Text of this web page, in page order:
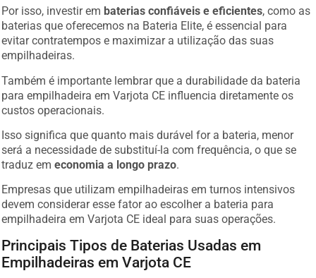
Por isso, investir em baterias confiáveis e eficientes , como as
baterias que oferecemos na Bateria Elite, é essencial para
evitar contratempos e maximizar a utilização das suas
empilhadeiras.
Também é importante lembrar que a durabilidade da bateria
para empilhadeira em Varjota CE influencia diretamente os
custos operacionais.
Isso significa que quanto mais durável for a bateria, menor
será a necessidade de substituí-la com frequência, o que se
traduz emeconomia a longo prazo
Empresas que utilizam empilhadeiras em turnos intensivos
devem considerar esse fator ao escolher a bateria para
empilhadeira em Varjota CE ideal para suas operações.
Principais Tipos de Baterias Usadas em
Empilhadeiras em Varjota CE